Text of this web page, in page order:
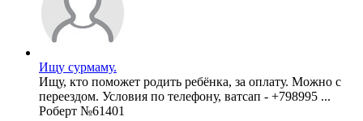
Ищу сурмаму.
Ищу, кто поможет родить ребёнка, за оплату. Можно с
переездом. Условия по телефону, ватсап - +798995 ...
Роберт №61401